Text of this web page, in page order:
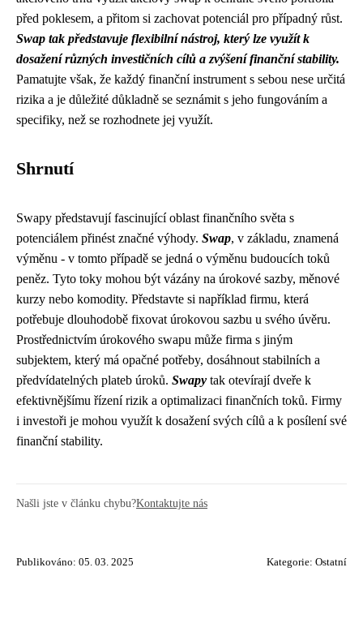
před poklesem, a přitom si zachovat potenciál pro případný růst.
Swap tak představuje flexibilní nástroj, který lze využít k
dosažení různých investičních cílů a zvýšení finanční stability.
Pamatujte však, že každý finanční instrument s sebou nese určitá
rizika a je důležité důkladně se seznámit s jeho fungováním a
specifiky, než se rozhodnete jej využít.
Shrnutí
Swapy představují fascinující oblast finančního světa s
potenciálem přinést značné výhody. Swap, v základu, znamená
výměnu - v tomto případě se jedná o výměnu budoucích toků
peněz. Tyto toky mohou být vázány na úrokové sazby, měnové
kurzy nebo komodity. Představte si například firmu, která
potřebuje dlouhodobě fixovat úrokovou sazbu u svého úvěru.
Prostřednictvím úrokového swapu může firma s jiným
subjektem, který má opačné potřeby, dosáhnout stabilních a
předvídatelných plateb úroků. Swapy tak otevírají dveře k
efektivnějšímu řízení rizik a optimalizaci finančních toků. Firmy
i investoři je mohou využít k dosažení svých cílů a k posílení své
finanční stability.
Našli jste v článku chybu?Kontaktujte nás
Publikováno: 05. 03. 2025 Kategorie: Ostatní